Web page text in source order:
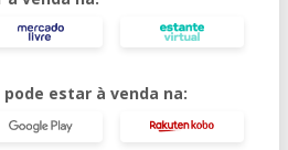
estar à venda na: